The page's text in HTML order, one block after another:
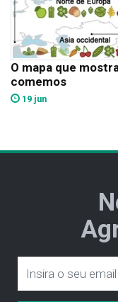
O mapa que
comemos
19 jun